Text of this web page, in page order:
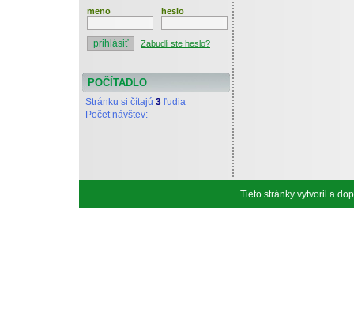
meno heslo
Zabudli ste heslo?
POČÍTADLO
Stránku si čítajú 3 ľudia
Počet návštev:
Tieto stránky vytvoril a